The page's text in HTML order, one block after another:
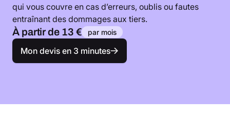
qui vous couvre en cas d’erreurs, oublis ou fautes
entraînant des dommages aux tiers.
À partir de 13 € par mois
Mon devis en 3 minutes